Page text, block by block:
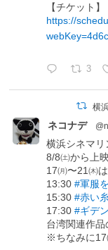
【チケット】
https://
3
横
ネコナデ
横浜シネマリ
8/8㈯から上
17㈪〜21㈭は
13:30#軍服
15:30#赤い
17:30#ギデ
台湾関連作品
※ちなみに17